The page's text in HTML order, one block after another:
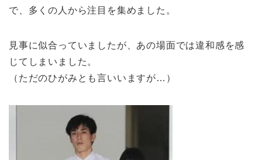
で、多くの人から注目を集めました。
見事に似合っていましたが、あの場面では違和感を感
じてしまいました。
（ただのひがみとも言いいますが…）